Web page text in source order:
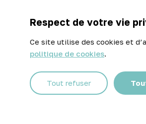
Respect de votre vie
Ce site utilise des cookies et
politique de cookies.
Tout refuser
Facebook